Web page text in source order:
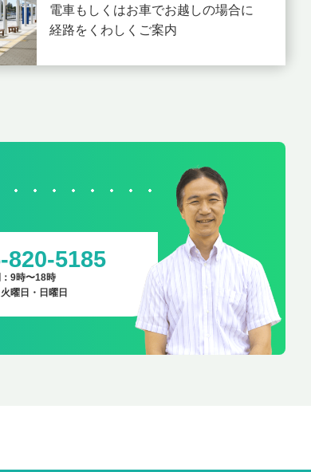
電車もしくはお車でお越しの場合に
経路をくわしくご案内
820-5185
9時〜18時
曜日・日曜日